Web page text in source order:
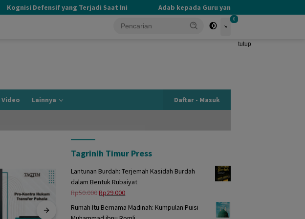
Kognisi Defensif yang Terjadi Saat Ini Adab kepada Guru yang Terlupakan
0
tutup
Video Lainnya Daftar - Masuk
Tagrinih Timur Press
Lantunan Burdah: Terjemah Kasidah Burdah
dalam Bentuk Rubaiyat
Rp50.000Harga
adalah:
Rp29.000Harga
Rumah Itu Bernama Madinah: Kumpulan Puisi